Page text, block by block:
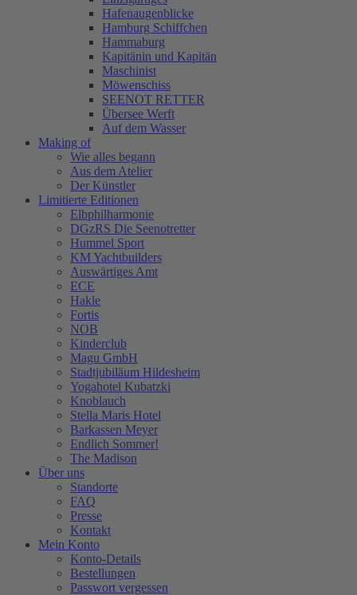
Hafenaugen­blicke
Hamburg Schiffchen
Hammaburg
Kapitänin und Kapitän
Maschinist
Möwenschiss
SEENOT RETTER
Übersee Werft
Auf dem Wasser
Making of
Wie alles begann
Aus dem Atelier
Der Künstler
Limitierte Editionen
Elbphilharmonie
DGzRS Die Seenotretter
Hummel Sport
KM Yachtbuilders
Auswärtiges Amt
ECE
Hakle
Fortis
NOB
Kinderclub
Magu GmbH
Stadtjubiläum Hildesheim
Yogahotel Kubatzki
Knoblauch
Stella Maris Hotel
Barkassen Meyer
Endlich Sommer!
The Madison
Über uns
Standorte
FAQ
Presse
Kontakt
Mein Konto
Konto-Details
Bestellungen
Passwort vergessen